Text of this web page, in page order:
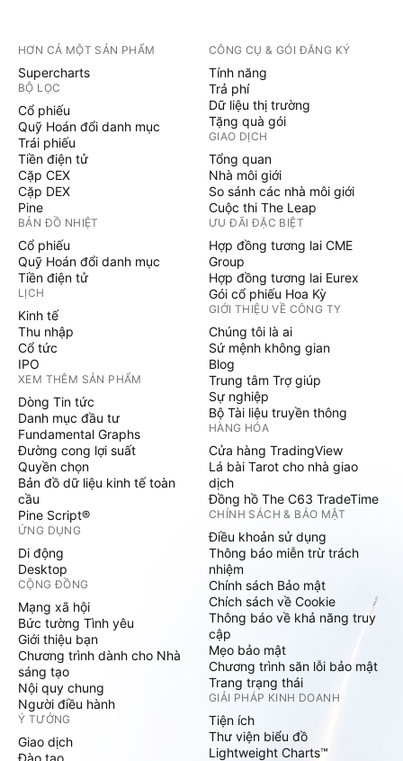
HƠN CẢ MỘT SẢN PHẨM
Supercharts
BỘ LỌC
Cổ phiếu
Quỹ Hoán đổi danh mục
Trái phiếu
Tiền điện tử
Cặp CEX
Cặp DEX
Pine
BẢN ĐỒ NHIỆT
Cổ phiếu
Quỹ Hoán đổi danh mục
Tiền điện tử
LỊCH
Kinh tế
Thu nhập
Cổ tức
IPO
XEM THÊM SẢN PHẨM
Dòng Tin tức
Danh mục đầu tư
Fundamental Graphs
Đường cong lợi suất
Quyền chọn
Bản đồ dữ liệu kinh tế toàn
cầu
Pine Script®
ỨNG DỤNG
Di động
Desktop
CỘNG ĐỒNG
Mạng xã hội
Bức tường Tình yêu
Giới thiệu bạn
Chương trình dành cho Nhà
sáng tạo
Nội quy chung
Người điều hành
Ý TƯỞNG
Giao dịch
Đào tạo
CÔNG CỤ & GÓI ĐĂNG KÝ
Tính năng
Trả phí
Dữ liệu thị trường
Tặng quà gói
GIAO DỊCH
Tổng quan
Nhà môi giới
So sánh các nhà môi giới
Cuộc thi The Leap
ƯU ĐÃI ĐẶC BIỆT
Hợp đồng tương lai CME
Group
Hợp đồng tương lai Eurex
Gói cổ phiếu Hoa Kỳ
GIỚI THIỆU VỀ CÔNG TY
Chúng tôi là ai
Sứ mệnh không gian
Blog
Trung tâm Trợ giúp
Sự nghiệp
Bộ Tài liệu truyền thông
HÀNG HÓA
Cửa hàng TradingView
Lá bài Tarot cho nhà giao
dịch
Đồng hồ The C63 TradeTime
CHÍNH SÁCH & BẢO MẬT
Điều khoản sử dụng
Thông báo miễn trừ trách
nhiệm
Chính sách Bảo mật
Chích sách về Cookie
Thông báo về khả năng truy
cập
Mẹo bảo mật
Chương trình săn lỗi bảo mật
Trang trạng thái
GIẢI PHÁP KINH DOANH
Tiện ích
Thư viện biểu đồ
Lightweight Charts™